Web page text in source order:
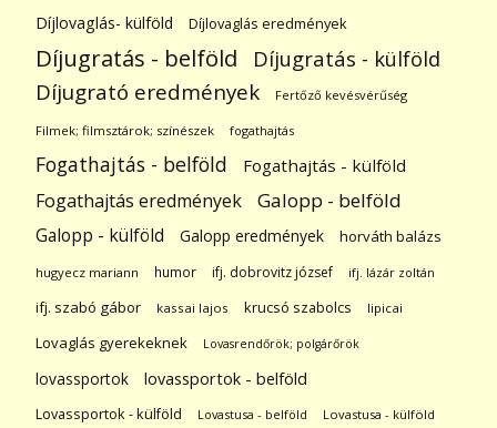
Díjlovaglás- külföld
Díjlovaglás eredmények
Díjugratás - belföld Díjugratás - külföld
Díjugrató eredmények Fertőző kevésvérűség
Filmek; filmsztárok; színészek fogathajtás
Fogathajtás - belföld Fogathajtás - külföld
Fogathajtás eredmények Galopp - belföld
Galopp - külföld Galopp eredmények horváth balázs
hugyecz mariann humor ifj. dobrovitz józsef ifj. lázár zoltán
ifj. szabó gábor kassai lajos krucsó szabolcs lipicai
Lovaglás gyerekeknek Lovasrendőrök; polgárőrök
lovassportok lovassportok - belföld
Lovassportok - külföld Lovastusa - belföld Lovastusa - külföld